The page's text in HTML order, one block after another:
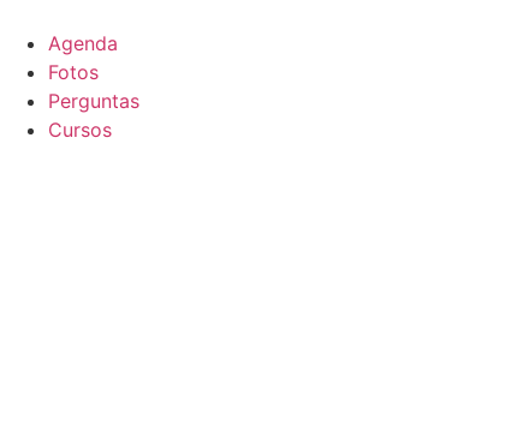
para
conteúdo
Agenda
Fotos
Perguntas
Cursos